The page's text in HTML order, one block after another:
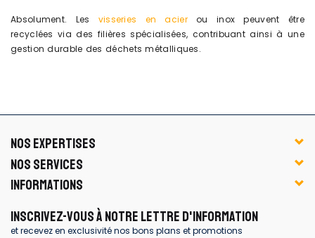
Absolument. Les visseries en acierou inox peuvent être
recyclées via des filières spécialisées, contribuant ainsi à une
gestion durable des déchets métalliques.
NOS EXPERTISES
NOS SERVICES
INFORMATIONS
INSCRIVEZ-VOUS À NOTRE LETTRE D'INFORMATION
et recevez en exclusivité nos bons plans et promotions